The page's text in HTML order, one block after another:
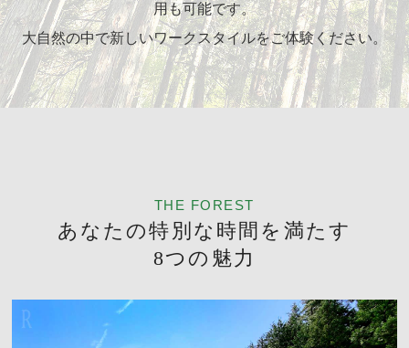
用も可能です。
大自然の中で新しいワークスタイルをご体験ください。
THE FOREST
あなたの特別な時間を満たす
8つの魅力